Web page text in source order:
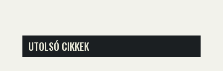
UTOLSÓ CIKKEK